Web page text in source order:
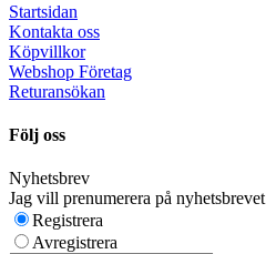
Startsidan
Kontakta oss
Köpvillkor
Webshop Företag
Returansökan
Följ oss
Nyhetsbrev
Jag vill prenumerera på nyhetsbrevet
Registrera
Avregistrera